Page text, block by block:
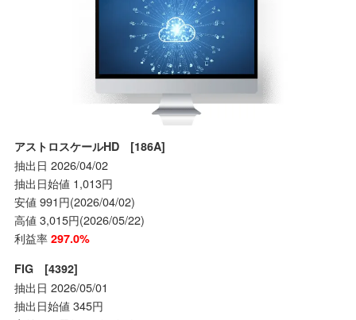
アストロスケールHD [186A]
抽出日 2026/04/02
抽出日始値 1,013円
安値 991円(2026/04/02)
高値 3,015円(2026/05/22)
利益率 297.0%
FIG [4392]
抽出日 2026/05/01
抽出日始値 345円